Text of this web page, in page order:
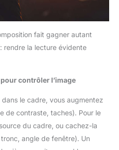
fait gagner autant
rendre la lecture évidente
contrôler l’image
le cadre, vous augmentez
de contraste, taches). Pour le
du cadre, ou cachez-la
angle de fenêtre). Un